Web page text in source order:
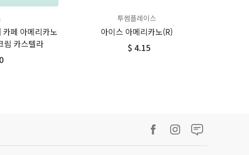
페 아메리카노
림 카스텔라
투썸플레이스
아이스 아메리카노(R)
$ 4.15